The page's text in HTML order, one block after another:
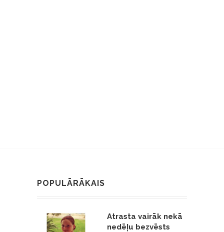
POPULĀRĀKAIS
Atrasta vairāk nekā
nedēļu bezvēsts